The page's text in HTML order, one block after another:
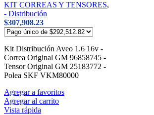
KIT CORREAS Y TENSORES,
- Distribución
$307,908.23
Kit Distribución Aveo 1.6 16v -
Correa Original GM 96858745 -
Tensor Original GM 25183772 -
Polea SKF VKM80000
Agregar a favoritos
Agregar al carrito
Vista rápida